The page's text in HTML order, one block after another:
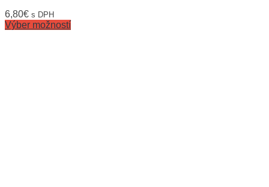
6,80€ s DPH
Výber možností